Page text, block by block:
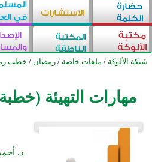
شبكة الألوكة / ملفات خاصة / رمضان / خطب
مهارات التهيئة
د.